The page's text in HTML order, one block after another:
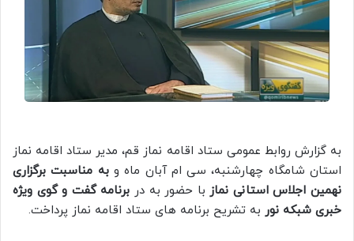
به گزارش روابط عمومی ستاد اقامه نماز قم، مدیر ستاد اقامه نماز
استان شامگاه چهارشنبه، سی ام آبان ماه و به مناسبت برگزاری
نهمین اجلاس استانی نمازبا حضور به در برنامه گفت و گوی ویژه
خبری شبکه نور به تشریح برنامه های ستاد اقامه نماز پرداخت.